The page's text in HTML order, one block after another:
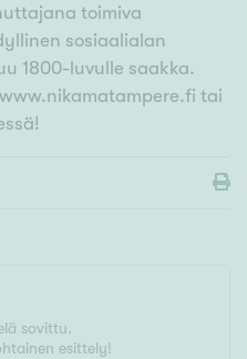
toimiva
sosiaalialan
1800-luvulle saakka.
tai
sovittu.
esittely!